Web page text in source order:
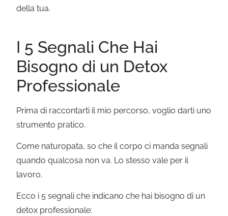
della tua.
I 5 Segnali Che Hai
Bisogno di un Detox
Professionale
Prima di raccontarti il mio percorso, voglio darti uno
strumento pratico.
Come naturopata, so che il corpo ci manda segnali
quando qualcosa non va. Lo stesso vale per il
lavoro.
Ecco i 5 segnali che indicano che hai bisogno di un
detox professionale: